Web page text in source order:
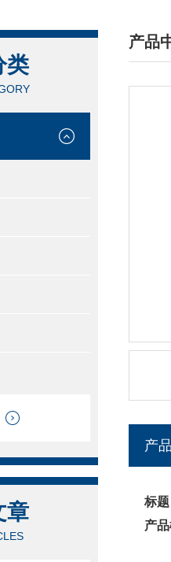
类
章
产品
/
产
标
产